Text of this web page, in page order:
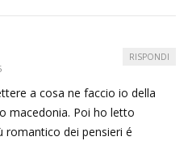
a cosa ne faccio io della
macedonia. Poi ho letto
romantico dei pensieri é
RISPONDI